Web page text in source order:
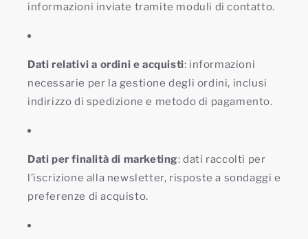
informazioni inviate tramite moduli di contatto.
Dati relativi a ordini e acquisti: informazioni
necessarie per la gestione degli ordini, inclusi
indirizzo di spedizione e metodo di pagamento.
Dati per finalità di marketing: dati raccolti per
l’iscrizione alla newsletter, risposte a sondaggi e
preferenze di acquisto.